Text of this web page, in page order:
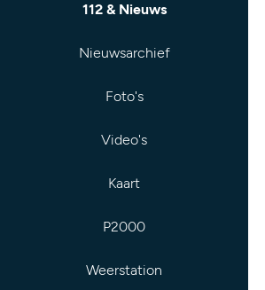
112 & Nieuws
Nieuwsarchief
Foto's
Video's
Kaart
P2000
Weerstation